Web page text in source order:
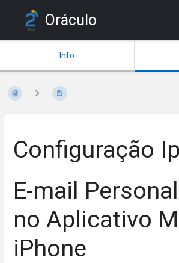
Oráculo
Info
Configuração
E-mail
no Aplicativo
iPhone